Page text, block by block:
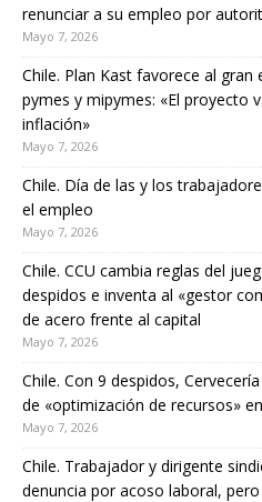
renunciar a su empleo por
Mayo 7, 2026
Chile. Plan Kast favorece al
pymes y mipymes: «El proyecto
inflación»
Mayo 7, 2026
Chile. Día de las y los
el empleo
Mayo 7, 2026
Chile. CCU cambia reglas del
despidos e inventa al «gestor
de acero frente al capital
Mayo 7, 2026
Chile. Con 9 despidos,
de «optimización de recursos»
Mayo 7, 2026
Chile. Trabajador y dirigente
denuncia por acoso laboral,